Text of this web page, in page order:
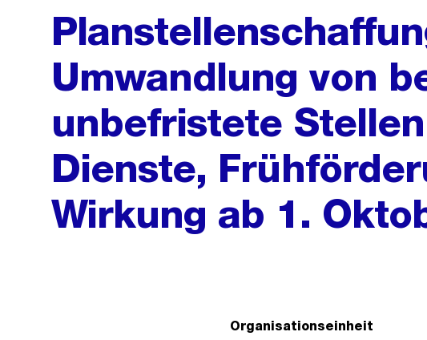
Umwandlung von
unbefristete
Dienste,
Wirkung ab 1.
Organisationseinheit